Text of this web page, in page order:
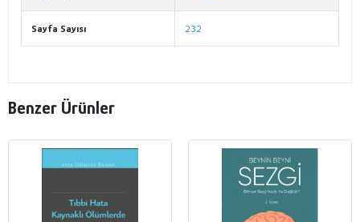
Sayfa Sayısı 232
Benzer Ürünler